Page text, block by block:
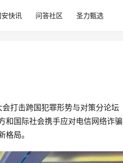
安快讯 问答社区 圣力甄选
打击跨国犯罪形势与对策分论坛
和国际社会携手应对电信网络诈骗
局。